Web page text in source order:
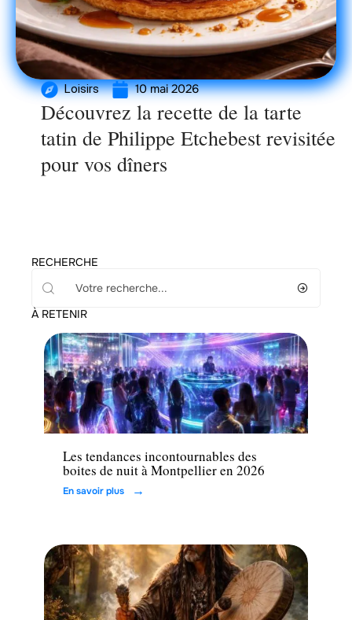
Loisirs 10 mai 2026
Découvrez la recette de la tarte
tatin de Philippe Etchebest revisitée
pour vos dîners
RECHERCHE
À RETENIR
Loisirs
Les tendances incontournables des
boites de nuit à Montpellier en 2026
En savoir plus